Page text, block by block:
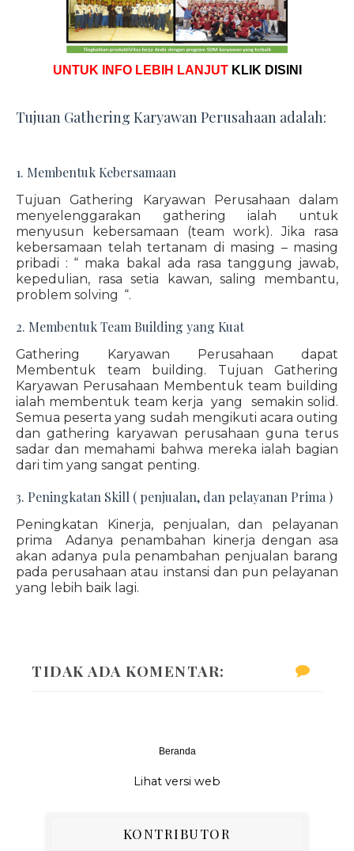
UNTUK INFO LEBIH LANJUT KLIK DISINI
Tujuan Gathering Karyawan Perusahaan adalah:
1. Membentuk Kebersamaan
Tujuan Gathering Karyawan Perusahaan dalam
menyelenggarakan gathering ialah untuk
menyusun kebersamaan (team work). Jika rasa
kebersamaan telah tertanam di masing – masing
pribadi : “ maka bakal ada rasa tanggung jawab,
kepedulian, rasa setia kawan, saling membantu,
problem solving “.
2. Membentuk Team Building yang Kuat
Gathering Karyawan Perusahaan dapat
Membentuk team building. Tujuan Gathering
Karyawan Perusahaan Membentuk team building
ialah membentuk team kerja yang semakin solid.
Semua peserta yang sudah mengikuti acara outing
dan gathering karyawan perusahaan guna terus
sadar dan memahami bahwa mereka ialah bagian
dari tim yang sangat penting.
3. Peningkatan Skill ( penjualan, dan pelayanan Prima )
Peningkatan Kinerja, penjualan, dan pelayanan
prima Adanya penambahan kinerja dengan asa
akan adanya pula penambahan penjualan barang
pada perusahaan atau instansi dan pun pelayanan
yang lebih baik lagi.
TIDAK ADA KOMENTAR:
Beranda
Lihat versi web
KONTRIBUTOR